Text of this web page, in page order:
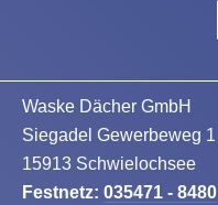
Waske Dächer GmbH
Siegadel Gewerbeweg 1
15913 Schwielochsee
Festnetz: 035471 - 8480